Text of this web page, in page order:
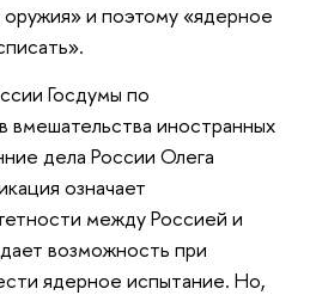
и поэтому «ядерное
Госдумы по
вмешательства иностранных
дела России Олега
означает
между Россией и
возможность при
ядерное испытание. Но,